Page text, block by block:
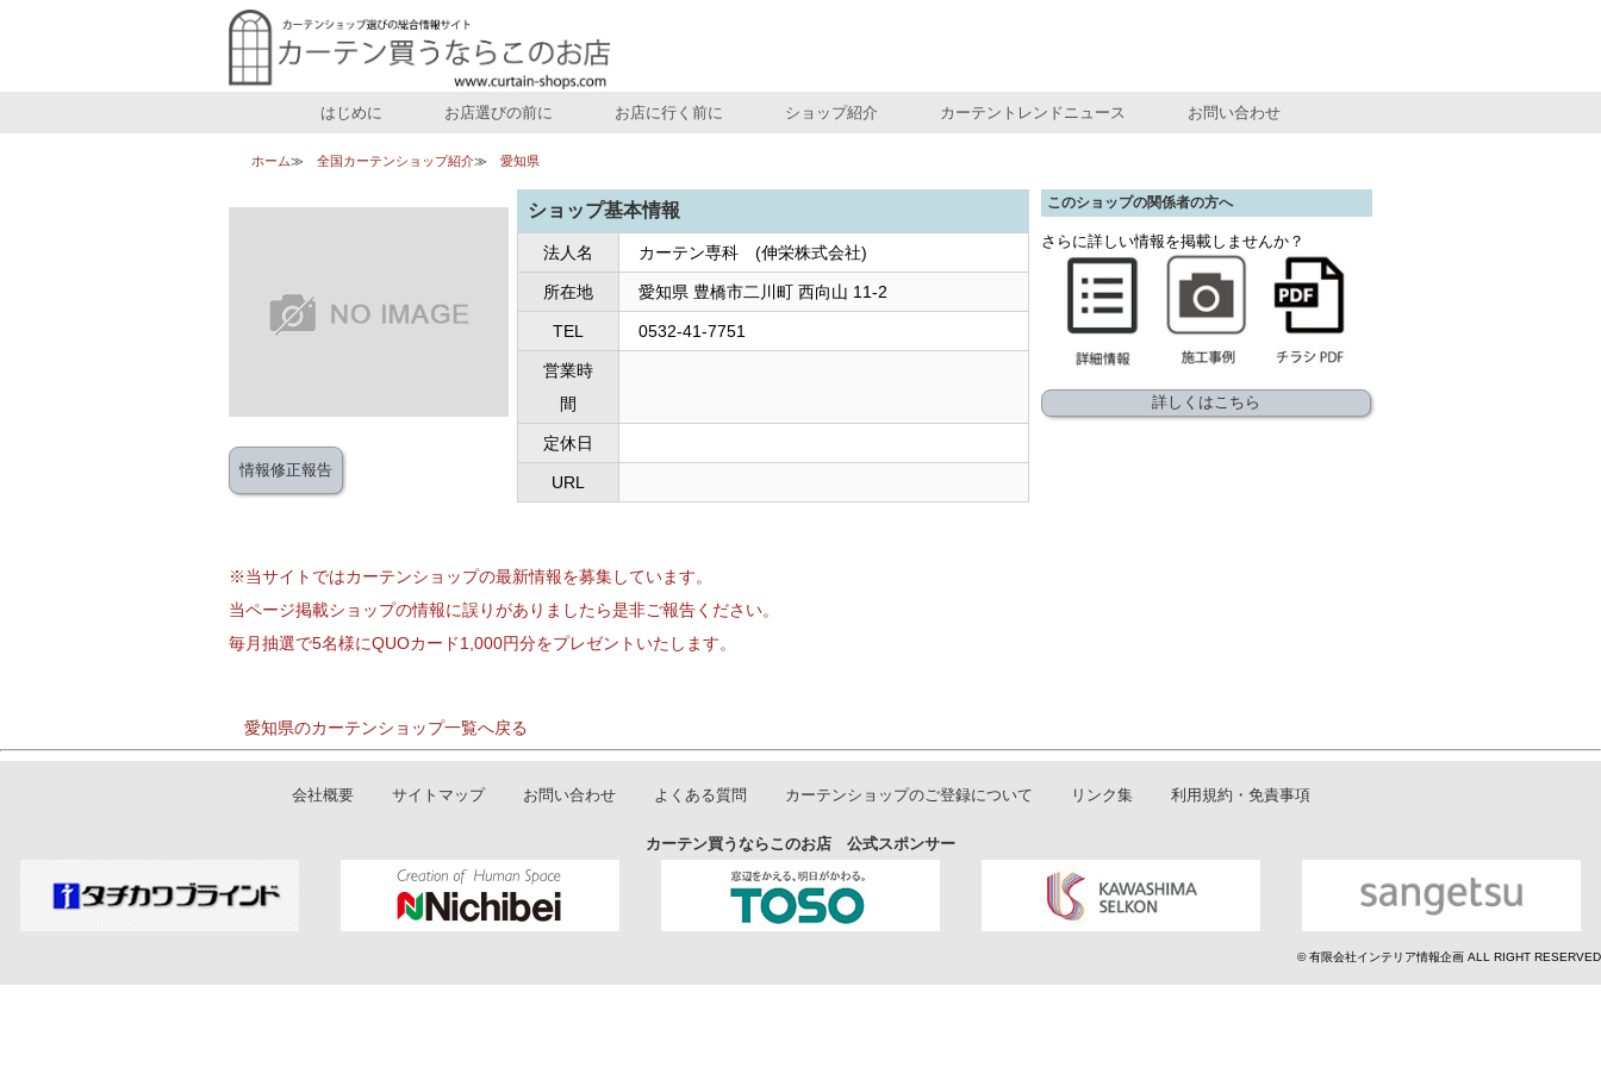
はじめに お店選びの前に お店に行く前に ショップ紹介 カーテントレンドニュース お問い合わせ
ホーム 全国カーテンショップ紹介 愛知県
情報修正報告
ショップ基本情報
法人名 カーテン専科 (伸栄株式会社)
所在地 愛知県 豊橋市二川町 西向山 11-2
TEL 0532-41-7751
営業時
間
定休日
URL
※当サイトではカーテンショップの最新情報を募集しています。
当ページ掲載ショップの情報に誤りがありましたら是非ご報告ください。
毎月抽選で5名様にQUOカード1,000円分をプレゼントいたします。
愛知県のカーテンショップ一覧へ戻る
このショップの関係者の方へ
さらに詳しい情報を掲載しませんか？
詳しくはこちら
会社概要 サイトマップ お問い合わせ よくある質問 カーテンショップのご登録について リンク集 利用規約・免責事項
カーテン買うならこのお店 公式スポンサー
© 有限会社インテリア情報企画 ALL RIGHT RESERVED